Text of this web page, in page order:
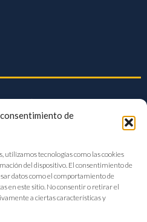
de
utilizamos tecnologías como las cookies
del dispositivo. El consentimiento de
datos como el comportamiento de
en este sitio. No consentir o retirar el
a ciertas características y